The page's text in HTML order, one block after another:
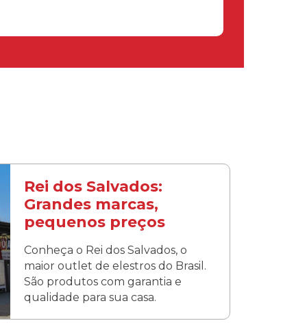
Rei dos Salvados:
Grandes marcas,
pequenos preços
Conheça o Rei dos Salvados, o
maior outlet de elestros do Brasil.
São produtos com garantia e
qualidade para sua casa.